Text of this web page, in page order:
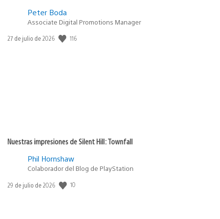
Peter Boda
Associate Digital Promotions Manager
Fecha
27 de julio de 2026 116
Nuestras impresiones de Silent Hill: Townfall
Phil Hornshaw
Colaborador del Blog de PlayStation
Fecha
29 de julio de 2026 10